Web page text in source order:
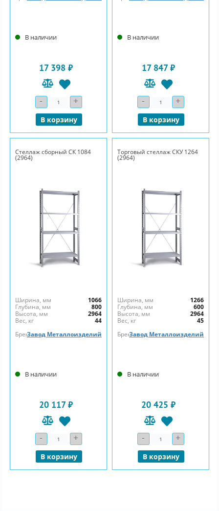
В наличии
17 398 ₽
- Количество
+
В корзину
В наличии
17 847 ₽
- Количество
+
В корзину
Стеллаж сборный СК 1084
(2964)
Ширина, мм
1066
Глубина, мм
800
Высота, мм
2964
Вес, кг
44
БрендЗавод Металлоизделий
В наличии
20 117 ₽
- Количество+
В корзину
Торговый стеллаж СКУ 1264
(2964)
Ширина, мм
1266
Глубина, мм
600
Высота, мм
2964
Вес, кг
45
БрендЗавод Металлоизделий
В наличии
20 425 ₽
- Количество+
В корзину